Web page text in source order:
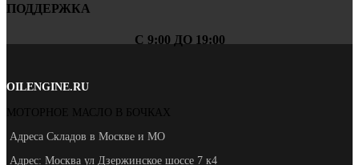
ПОДДЕРЖКА
С 9:00 ДО 19:00
OILENGINE.RU
МОТОРНОЕ МАСЛО В БОЧКАХ
Адреса Складов в Москве и МО
Адрес: Москва ул Дзержинское шоссе 7 к4